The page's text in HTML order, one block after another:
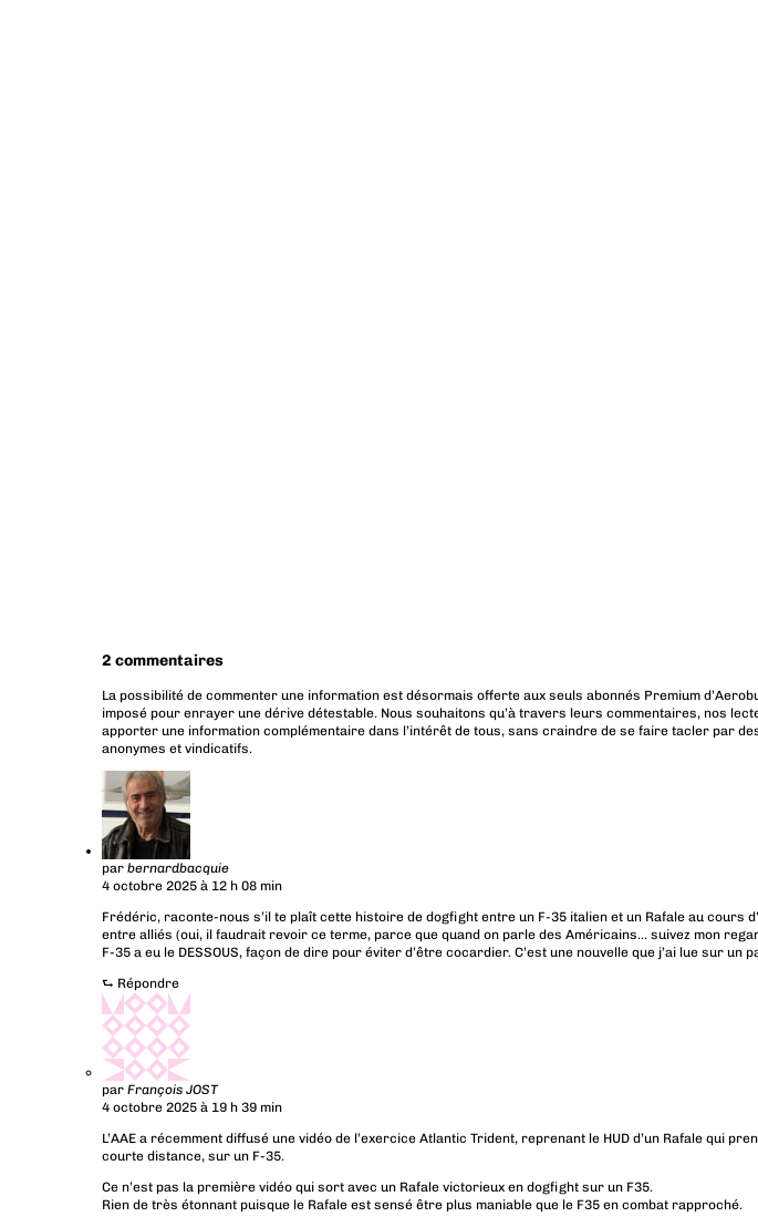
2 commentaires
La possibilité de commenter une information est désormais offerte aux seuls abonnés Premium
imposé pour enrayer une dérive détestable. Nous souhaitons qu’à travers leurs commentaires, nos
apporter une information complémentaire dans l’intérêt de tous, sans craindre de se faire tacler par
anonymes et vindicatifs.
par bernardbacquie
4 octobre 2025 à 12 h 08 min
Frédéric, raconte-nous s’il te plaît cette histoire de dogfight entre un F-35 italien et un Rafale au cours
entre alliés (oui, il faudrait revoir ce terme, parce que quand on parle des Américains… suivez mon
F-35 a eu le DESSOUS, façon de dire pour éviter d’être cocardier. C’est une nouvelle que j’ai lue sur un
⮑ Répondre
par François JOST
4 octobre 2025 à 19 h 39 min
L’AAE a récemment diffusé une vidéo de l’exercice Atlantic Trident, reprenant le HUD d’un Rafale qui
courte distance, sur un F-35.
Ce n’est pas la première vidéo qui sort avec un Rafale victorieux en dogfight sur un F35.
Rien de très étonnant puisque le Rafale est sensé être plus maniable que le F35 en combat rapproché.